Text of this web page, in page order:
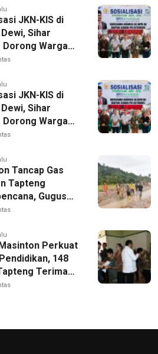
JKN-KIS di
Sihar
Warga
BPJS
JKN-KIS di
Sihar
Warga
BPJS
Tancap Gas
Tapteng
Gugus
Ancaman
Perkuat
148
Terima
Program